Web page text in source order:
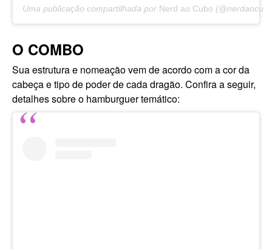
Uma publicação compartilhada por Nerd ao Cubo
O COMBO
Sua estrutura e nomeação vem de acordo com a cor da
cabeça e tipo de poder de cada dragão. Confira a seguir,
detalhes sobre o hamburguer temático: